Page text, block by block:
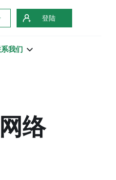
登陆
我们
络